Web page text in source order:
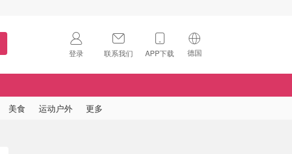
登录 联系我们 APP下载 德国
🇺🇸
美食 运动户外 更多